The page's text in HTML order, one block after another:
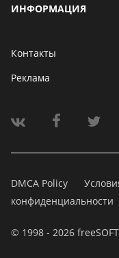
ИНФОРМАЦИЯ
Контакты
Реклама
DMCA Policy
конфиденциальности
© 1998 - 2026